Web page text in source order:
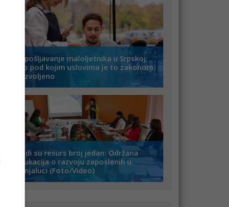
Zapošljavanje maloljetnika u Srpskoj:
Evo pod kojim uslovima je to zakonom
dozvoljeno
Ljudi su resurs broj jedan: Održana
edukacija o razvoju zaposlenih u
Banjaluci (Foto/Video)